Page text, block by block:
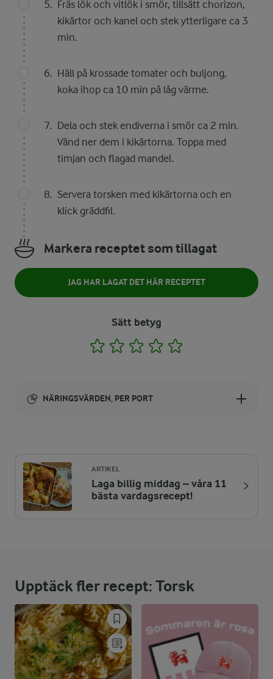
Fräs lök och vitlök i smör, tillsätt chorizon,
kikärtor och kanel och stek ytterligare ca 3
min.
Häll på krossade tomater och buljong,
koka ihop ca 10 min på låg värme.
Dela och stek endiverna i smör ca 2 min.
Vänd ner dem i kikärtorna. Toppa med
timjan och flagad mandel.
Servera torsken med kikärtorna och en
klick gräddfil.
Markera receptet som tillagat
JAG HAR LAGAT DET HÄR RECEPTET
Sätt betyg
1 2 3 4
NÄRINGSVÄRDEN, PER PORT
ENERGIDISTRIBUTION %
NÄRINGSVÄRDEN PER PORT
Fett:
44,7 %
24,4 g
Kolhydrater:
18,3 %
21,8 g
ARTIKEL
Laga billig middag – våra 11
bästa vardagsrecept!
Upptäck fler recept: Torsk